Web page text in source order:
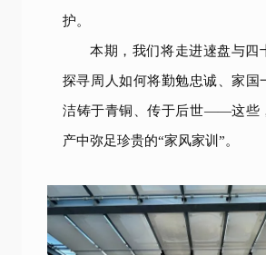
护。
本期，我们将走进逨盘与四
探寻周人如何将勤勉忠诚、家国
洁铸于青铜、传于后世——这些
产中弥足珍贵的“家风家训”。